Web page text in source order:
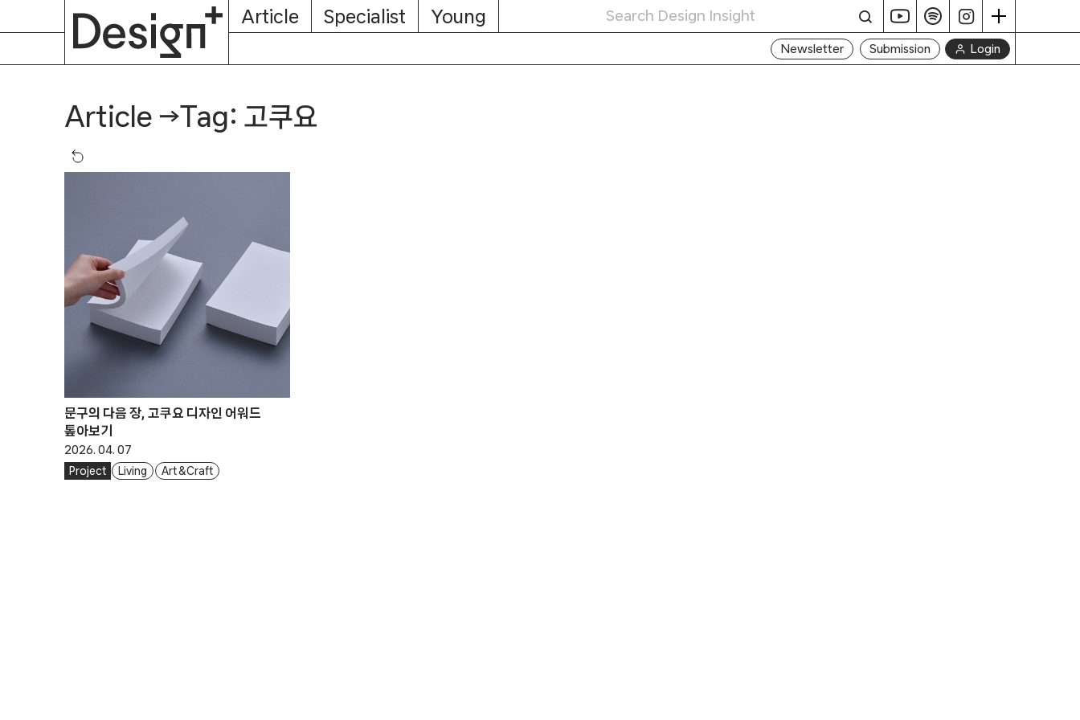
Article Specialist Young
Newsletter Submission Login
Article →Tag: 고쿠요
문구의 다음 장, 고쿠요 디자인 어워드
톺아보기
2026. 04. 07
Project Living Art & Craft
About
Subscription
Magazine